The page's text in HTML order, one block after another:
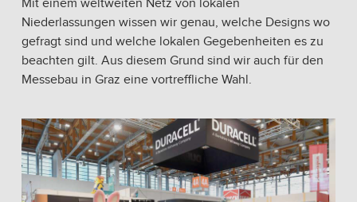
Mit einem weltweiten Netz von lokalen
Niederlassungen wissen wir genau, welche Designs wo
gefragt sind und welche lokalen Gegebenheiten es zu
beachten gilt. Aus diesem Grund sind wir auch für den
Messebau in Graz eine vortreffliche Wahl.